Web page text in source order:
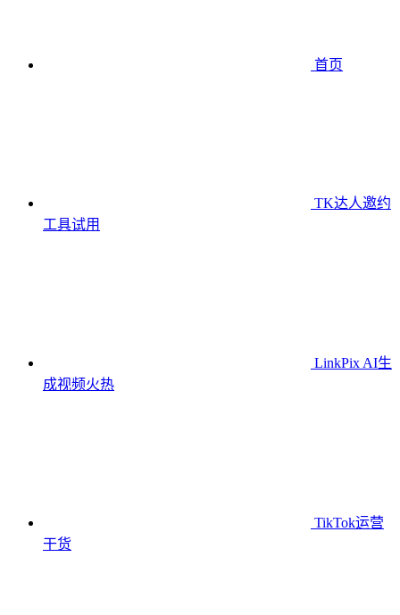
首页
TK达人邀约
工具试用
LinkPix AI生
成视频火热
TikTok运营
干货